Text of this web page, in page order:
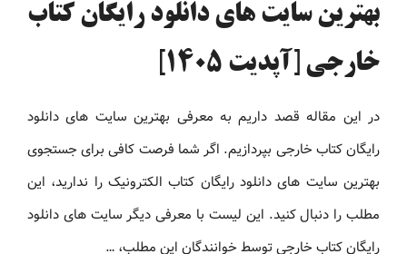
بهترین سایت های دانلود رایگان کتاب
خارجی [آپدیت 1405]
در این مقاله قصد داریم به معرفی بهترین سایت های دانلود
رایگان کتاب خارجی بپردازیم. اگر شما فرصت کافی برای جستجوی
بهترین سایت های دانلود رایگان کتاب الکترونیک را ندارید، این
مطلب را دنبال کنید. این لیست با معرفی دیگر سایت های دانلود
رایگان کتاب خارجی توسط خوانندگان این مطلب، …